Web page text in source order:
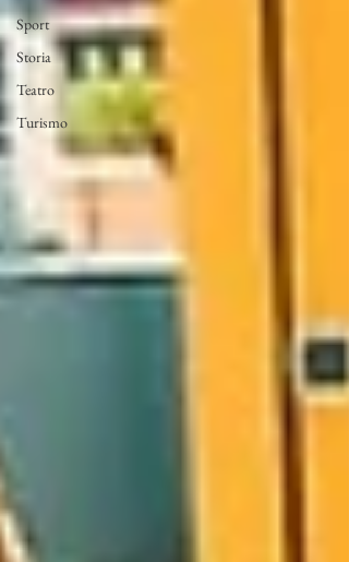
Sport
Storia
Teatro
Turismo